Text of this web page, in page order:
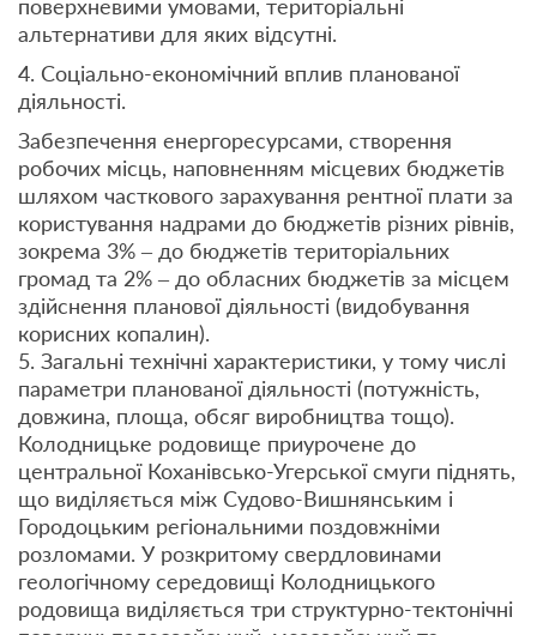
поверхневими умовами, територіальні
альтернативи для яких відсутні.
4. Соціально-економічний вплив планованої
діяльності.
Забезпечення енергоресурсами, створення
робочих місць, наповненням місцевих бюджетів
шляхом часткового зарахування рентної плати за
користування надрами до бюджетів різних рівнів,
зокрема 3% ‒ до бюджетів територіальних
громад та 2% ‒ до обласних бюджетів за місцем
здійснення планової діяльності (видобування
корисних копалин).
5. Загальні технічні характеристики, у тому числі
параметри планованої діяльності (потужність,
довжина, площа, обсяг виробництва тощо).
Колодницьке родовище приурочене до
центральної Коханівсько-Угерської смуги піднять,
що виділяється між Судово-Вишнянським і
Городоцьким регіональними поздовжніми
розломами. У розкритому свердловинами
геологічному середовищі Колодницького
родовища виділяється три структурно-тектонічні